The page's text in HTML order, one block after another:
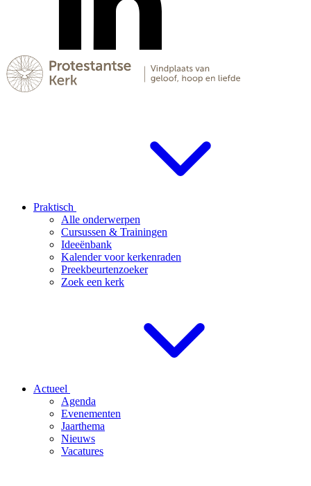
Praktisch
Alle onderwerpen
Cursussen & Trainingen
Ideeënbank
Kalender voor kerkenraden
Preekbeurtenzoeker
Zoek een kerk
Actueel
Agenda
Evenementen
Jaarthema
Nieuws
Vacatures